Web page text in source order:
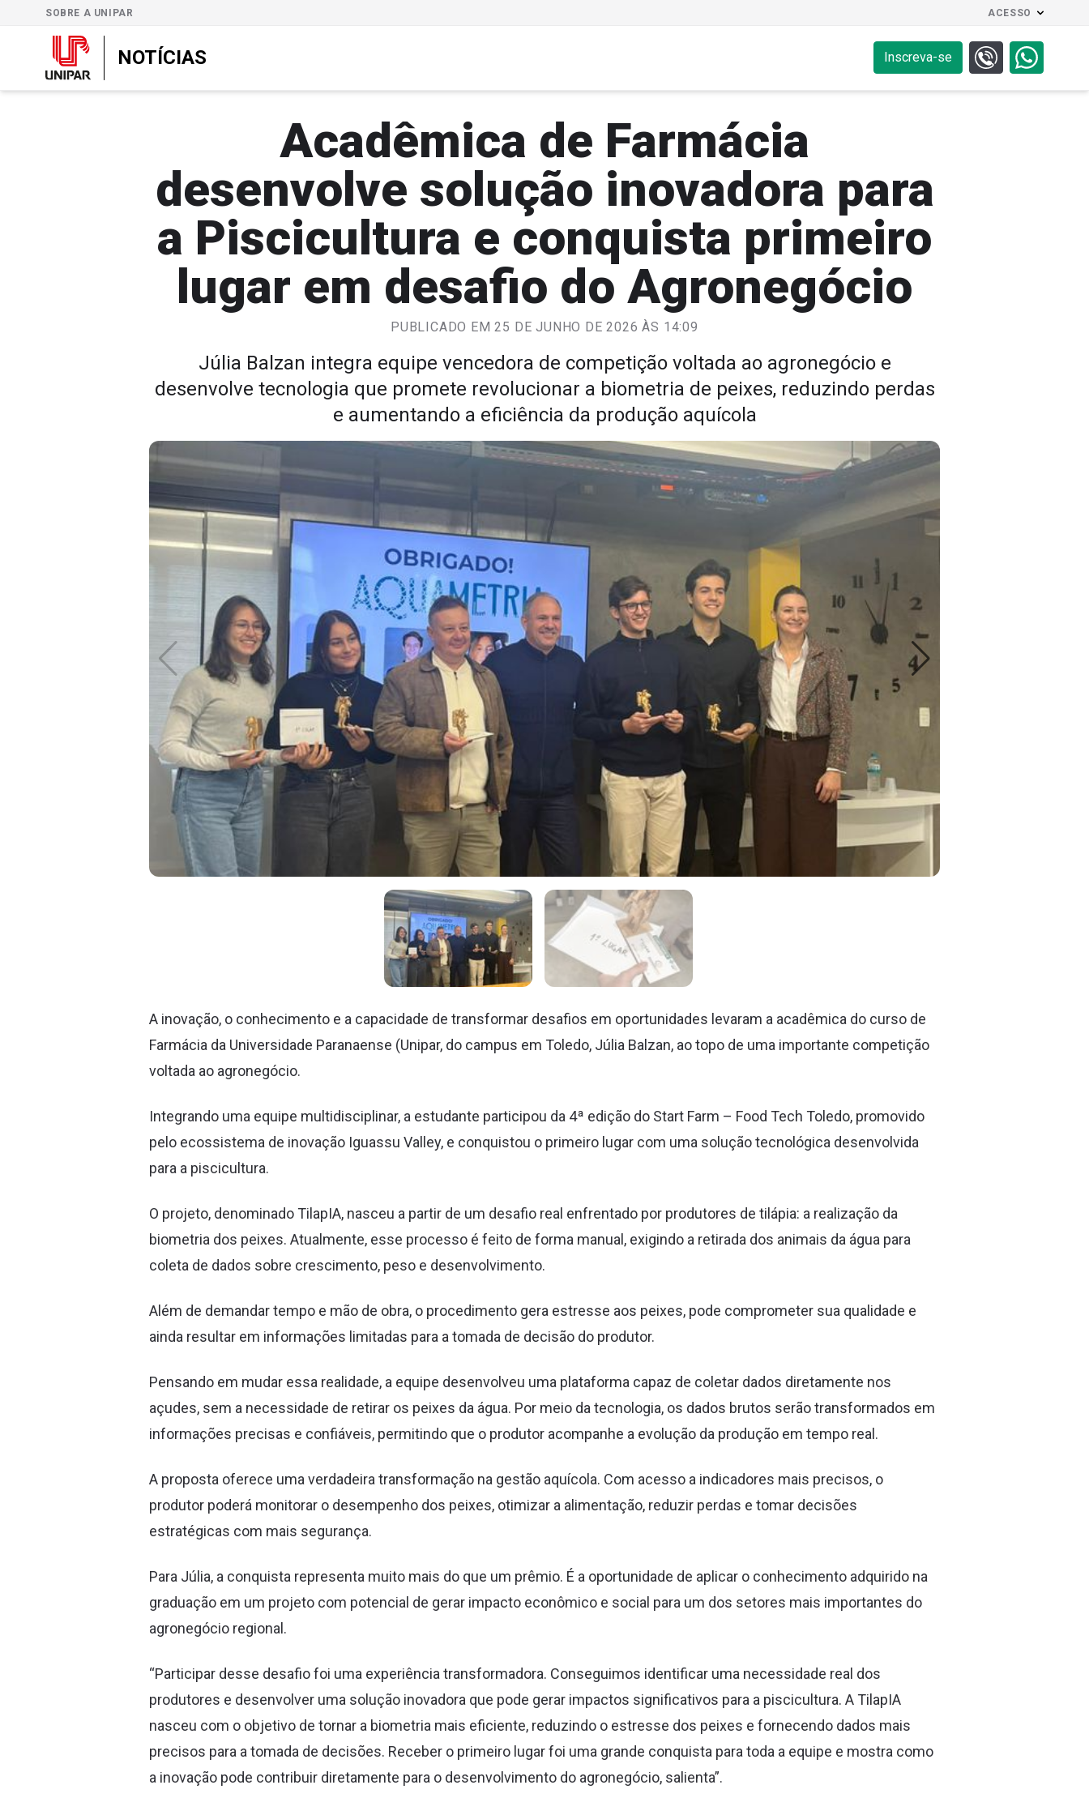
SOBRE A UNIPAR ACESSO
NOTÍCIAS Inscreva-se
Acadêmica de Farmácia
desenvolve solução inovadora para
a Piscicultura e conquista primeiro
lugar em desafio do Agronegócio
PUBLICADO EM 25 DE JUNHO DE 2026 ÀS 14:09
Júlia Balzan integra equipe vencedora de competição voltada ao agronegócio e
desenvolve tecnologia que promete revolucionar a biometria de peixes, reduzindo perdas
e aumentando a eficiência da produção aquícola
A inovação, o conhecimento e a capacidade de transformar desafios em oportunidades levaram a acadêmica do curso de
Farmácia da Universidade Paranaense (Unipar, do campus em Toledo, Júlia Balzan, ao topo de uma importante competição
voltada ao agronegócio.
Integrando uma equipe multidisciplinar, a estudante participou da 4ª edição do Start Farm – Food Tech Toledo, promovido
pelo ecossistema de inovação Iguassu Valley, e conquistou o primeiro lugar com uma solução tecnológica desenvolvida
para a piscicultura.
O projeto, denominado TilapIA, nasceu a partir de um desafio real enfrentado por produtores de tilápia: a realização da
biometria dos peixes. Atualmente, esse processo é feito de forma manual, exigindo a retirada dos animais da água para
coleta de dados sobre crescimento, peso e desenvolvimento.
Além de demandar tempo e mão de obra, o procedimento gera estresse aos peixes, pode comprometer sua qualidade e
ainda resultar em informações limitadas para a tomada de decisão do produtor.
Pensando em mudar essa realidade, a equipe desenvolveu uma plataforma capaz de coletar dados diretamente nos
açudes, sem a necessidade de retirar os peixes da água. Por meio da tecnologia, os dados brutos serão transformados em
informações precisas e confiáveis, permitindo que o produtor acompanhe a evolução da produção em tempo real.
A proposta oferece uma verdadeira transformação na gestão aquícola. Com acesso a indicadores mais precisos, o
produtor poderá monitorar o desempenho dos peixes, otimizar a alimentação, reduzir perdas e tomar decisões
estratégicas com mais segurança.
Para Júlia, a conquista representa muito mais do que um prêmio. É a oportunidade de aplicar o conhecimento adquirido na
graduação em um projeto com potencial de gerar impacto econômico e social para um dos setores mais importantes do
agronegócio regional.
“Participar desse desafio foi uma experiência transformadora. Conseguimos identificar uma necessidade real dos
produtores e desenvolver uma solução inovadora que pode gerar impactos significativos para a piscicultura. A TilapIA
nasceu com o objetivo de tornar a biometria mais eficiente, reduzindo o estresse dos peixes e fornecendo dados mais
precisos para a tomada de decisões. Receber o primeiro lugar foi uma grande conquista para toda a equipe e mostra como
a inovação pode contribuir diretamente para o desenvolvimento do agronegócio, salienta”.